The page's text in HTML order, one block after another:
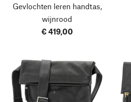
Gevlochten leren handtas,
wijnrood
€ 419,00